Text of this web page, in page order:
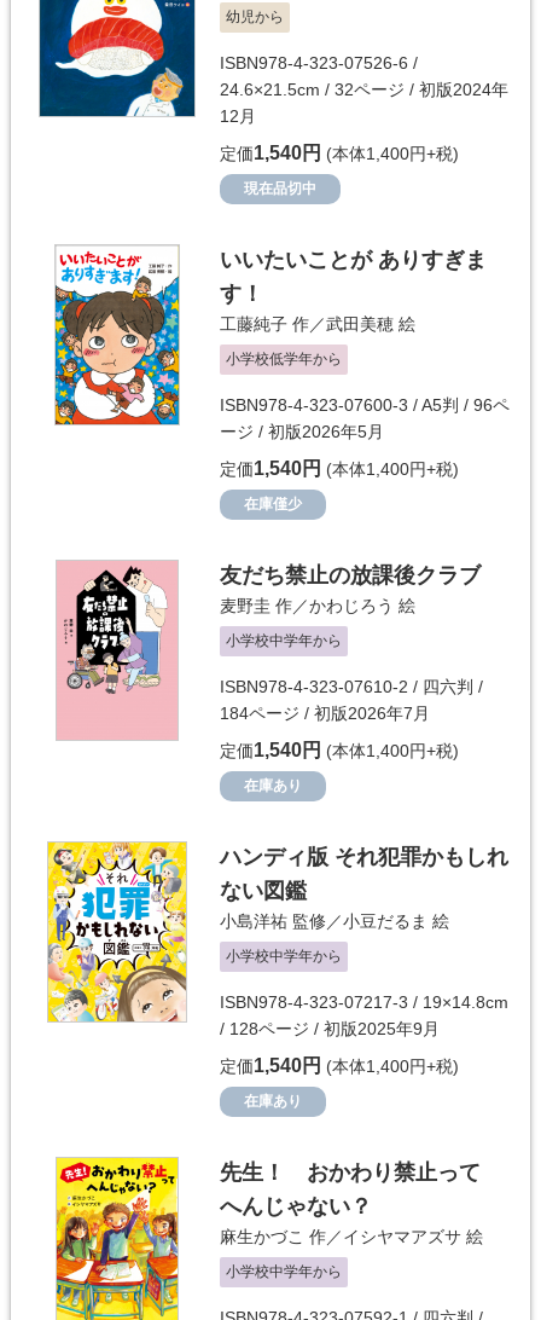
幼児から
ISBN978-4-323-07526-6 /
24.6×21.5cm / 32ページ / 初版2024年
12月
定価1,540円 (本体1,400円+税)
現在品切中
いいたいことが ありすぎま
す！
工藤純子 作／武田美穂 絵
小学校低学年から
ISBN978-4-323-07600-3 / A5判 / 96ペ
ージ / 初版2026年5月
定価1,540円 (本体1,400円+税)
在庫僅少
友だち禁止の放課後クラブ
麦野圭 作／かわじろう 絵
小学校中学年から
ISBN978-4-323-07610-2 / 四六判 /
184ページ / 初版2026年7月
定価1,540円 (本体1,400円+税)
在庫あり
ハンディ版 それ犯罪かもしれ
ない図鑑
小島洋祐 監修／小豆だるま 絵
小学校中学年から
ISBN978-4-323-07217-3 / 19×14.8cm
/ 128ページ / 初版2025年9月
定価1,540円 (本体1,400円+税)
在庫あり
先生！ おかわり禁止って
へんじゃない？
麻生かづこ 作／イシヤマアズサ 絵
小学校中学年から